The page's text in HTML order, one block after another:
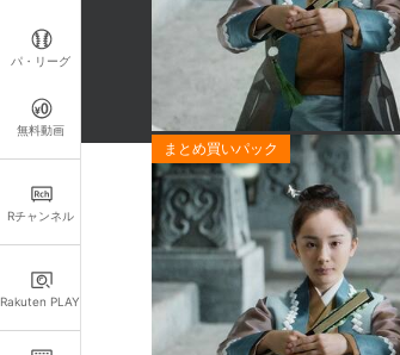
パ・リーグ
無料動画
Rチャンネル
Rakuten PLAY
お得なパック一覧
お得
「永遠の桃花～三生三世～」
「永遠の桃花～三生三世～